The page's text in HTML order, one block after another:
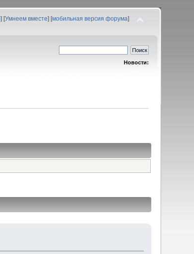
] [Умнеем вместе] [мобильная версия форума]
Новости: